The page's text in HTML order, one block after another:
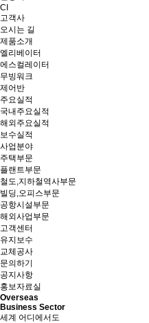
CI
고객사
오시는 길
제품소개
엘리베이터
에스컬레이터
무빙워크
제어반
주요실적
국내주요실적
해외주요실적
보수실적
사업분야
주택부문
플랜트부문
철도,지하철역사부문
빌딩,오피스부문
공항시설부문
해외사업부문
고객센터
유지보수
교체공사
문의하기
공지사항
홍보자료실
Overseas
Business Sector
세계 어디에서도